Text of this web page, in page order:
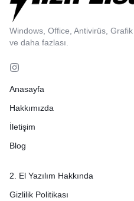
Windows, Office, Antivirüs,
ve daha fazlası.
Anasayfa
Hakkımızda
İletişim
Blog
2. El Yazılım Hakkında
Gizlilik Politikası